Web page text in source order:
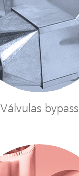
Válvulas bypass